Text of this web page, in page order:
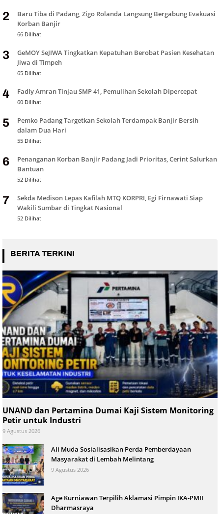
2
Baru Tiba di Padang, Zigo Rolanda Langsung Bergabung Evakuasi
Korban Banjir
66 Dilihat
3
GeMOY SeJIWA Tingkatkan Kepatuhan Berobat Pasien Kesehatan
Jiwa di Timpeh
65 Dilihat
4 Fadly Amran Tinjau SMP 41, Pemulihan Sekolah Dipercepat
60 Dilihat
5
Pemko Padang Targetkan Sekolah Terdampak Banjir Bersih
dalam Dua Hari
55 Dilihat
6
Penanganan Korban Banjir Padang Jadi Prioritas, Cerint Salurkan
Bantuan
52 Dilihat
7
Sekda Medison Lepas Kafilah MTQ KORPRI, Egi Firnawati Siap
Wakili Sumbar di Tingkat Nasional
52 Dilihat
BERITA TERKINI
UNAND dan Pertamina Dumai Kaji Sistem Monitoring
Petir untuk Industri
9 Agustus 2026
Ali Muda Sosialisasikan Perda Pemberdayaan
Masyarakat di Lembah Melintang
9 Agustus 2026
Age Kurniawan Terpilih Aklamasi Pimpin IKA-PMII
Dharmasraya